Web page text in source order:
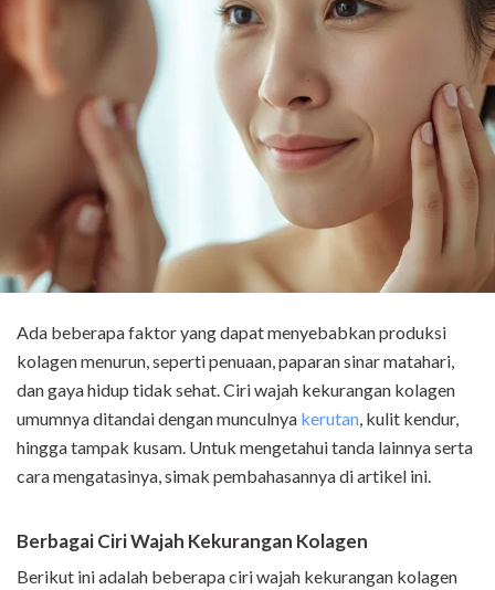
Ada beberapa faktor yang dapat menyebabkan produksi
kolagen menurun, seperti penuaan, paparan sinar matahari,
dan gaya hidup tidak sehat. Ciri wajah kekurangan kolagen
umumnya ditandai dengan munculnya kerutan, kulit kendur,
hingga tampak kusam. Untuk mengetahui tanda lainnya serta
cara mengatasinya, simak pembahasannya di artikel ini.
Berbagai Ciri Wajah Kekurangan Kolagen
Berikut ini adalah beberapa ciri wajah kekurangan kolagen